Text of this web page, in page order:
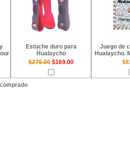
Estuche duro para
Hualaycho
Juego de
Hualaycho.
$275.00 $169.00